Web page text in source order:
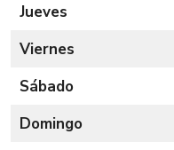
Jueves
Viernes
Sábado
Domingo